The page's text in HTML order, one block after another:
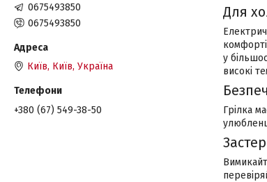
Для
у
високі
Грілка
0675493850
0675493850
Київ, Київ, Україна
+380 (67) 549-38-50